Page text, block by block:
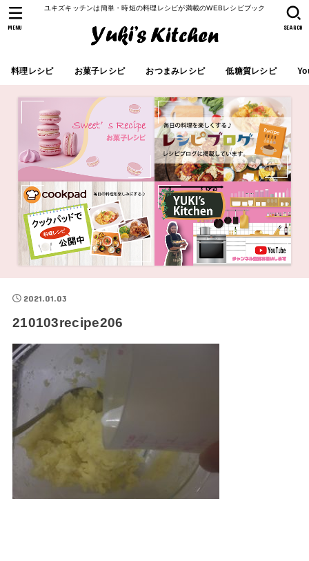
ユキズキッチンは簡単・時短の料理レシピが満載のWEBレシピブック
料理レシピ お菓子レシピ おつまみレシピ 低糖質レシピ
SEARCH
MENU
2021.01.03
210103recipe206